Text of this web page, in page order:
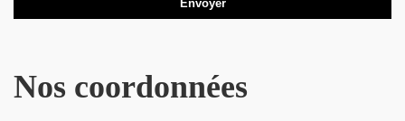
Nos coordonnées